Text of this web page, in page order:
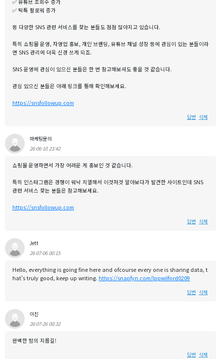
✅ 유튜브 조회수 증가
✅ 틱톡 팔로워 증가
등 다양한 SNS 관련 서비스를 찾는 분들도 점점 많아지고 있습니다.
특히 쇼핑몰 운영, 자영업 홍보, 개인 브랜딩, 유튜브 채널 성장 등에 관심이 있는 분들이라
면 SNS 관리에 더욱 신경 쓰게 되죠.
SNS 운영에 관심이 있으신 분들은 한 번 참고해보셔도 좋을 것 같습니다.
관심 있으신 분들은 아래 링크를 통해 확인해보세요.
https://snsfollowup.com
답변 삭제
마케팅문의
26-06-10 23:42
쇼핑몰 운영하면서 가장 어려운 게 홍보인 것 같습니다.
특히 인스타그램은 경쟁이 워낙 치열해서 이것저것 알아보다가 발견한 사이트인데 SNS
관련 서비스 찾는 분들은 참고해보세요.
https://snsfollowup.com
답변 삭제
Jett
26-07-06 00:15
Hello, everything is going fine here and ofcourse every one is sharing data, t
hat's truly good, keep up writing. https://snapfyn.com/lppwilford0209
답변 삭제
이진
26-07-26 00:32
완벽한 밤의 지름길!
답변 삭제